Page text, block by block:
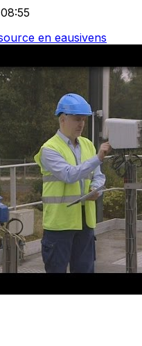
en eausivens